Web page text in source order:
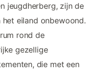
jeugdherberg, zijn de
eiland onbewoond.
rond de
gezellige
die met een